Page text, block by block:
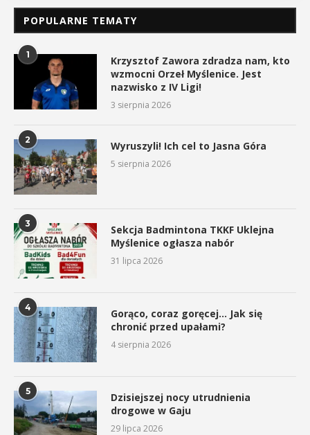
POPULARNE TEMATY
1
Krzysztof Zawora zdradza nam, kto
wzmocni Orzeł Myślenice. Jest
nazwisko z IV Ligi!
3 sierpnia 2026
2 Wyruszyli! Ich cel to Jasna Góra
5 sierpnia 2026
3
Sekcja Badmintona TKKF Uklejna
Myślenice ogłasza nabór
31 lipca 2026
4
Gorąco, coraz goręcej… Jak się
chronić przed upałami?
4 sierpnia 2026
5
Dzisiejszej nocy utrudnienia
drogowe w Gaju
29 lipca 2026